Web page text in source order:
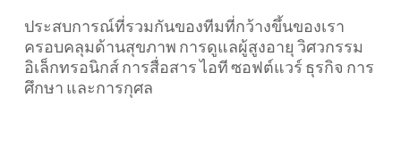
ประสบการณ์ที่รวมกันของทีมที่กว้างขึ้นของเรา
ครอบคลุมด้านสุขภาพ การดูแลผู้สูงอายุ วิศวกรรม
อิเล็กทรอนิกส์ การสื่อสาร ไอที ซอฟต์แวร์ ธุรกิจ การ
ศึกษา และการกุศล